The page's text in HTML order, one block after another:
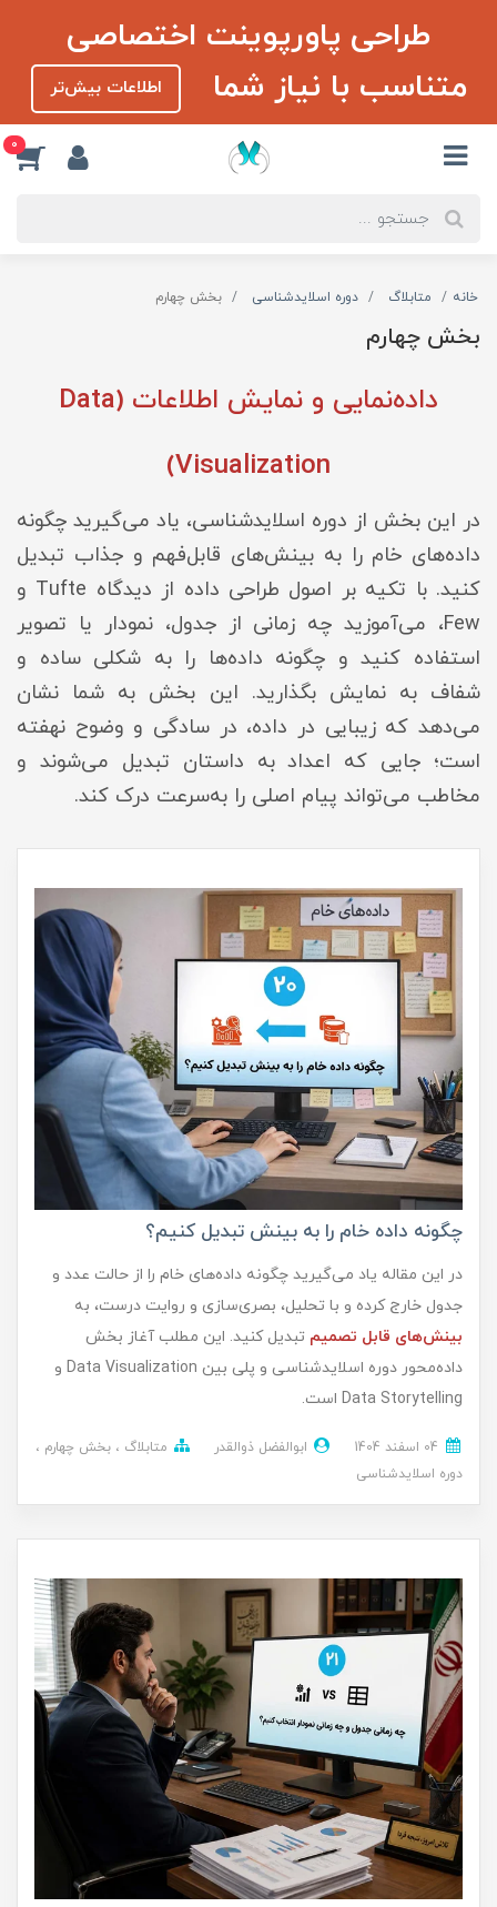
طراحی پاورپوینت اختصاصی
متناسب با نیاز شما
اطلاعات بیش‌تر
0
خانه متابلاگ دوره اسلایدشناسی بخش چهارم
بخش چهارم
داده‌نمایی و نمایش اطلاعات (Data
Visualization)
در این بخش از دوره اسلایدشناسی، یاد می‌گیرید چگونه
داده‌های خام را به بینش‌های قابل‌فهم و جذاب تبدیل
کنید. با تکیه بر اصول طراحی داده از دیدگاه Tufte و
Few، می‌آموزید چه زمانی از جدول، نمودار یا تصویر
استفاده کنید و چگونه داده‌ها را به شکلی ساده و
شفاف به نمایش بگذارید. این بخش به شما نشان
می‌دهد که زیبایی در داده، در سادگی و وضوح نهفته
است؛ جایی که اعداد به داستان تبدیل می‌شوند و
مخاطب می‌تواند پیام اصلی را به‌سرعت درک کند.
چگونه داده خام را به بینش تبدیل کنیم؟
در این مقاله یاد می‌گیرید چگونه داده‌های خام را از حالت عدد و
جدول خارج کرده و با تحلیل، بصری‌سازی و روایت درست، به
بینش‌های قابل تصمیم تبدیل کنید. این مطلب آغاز بخش
داده‌محور دوره اسلایدشناسی و پلی بین Data Visualization و
Data Storytelling است.
ابوالفضل ذوالقدر متابلاگ
بخش چهارم
دوره اسلایدشناسی